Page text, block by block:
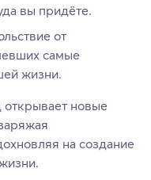
вы придёте.
от
самые
жизни.
новые
на создание